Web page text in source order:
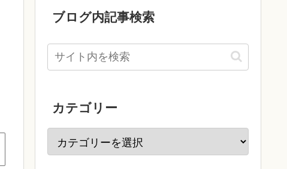
ブログ内記事検索
カテゴリー